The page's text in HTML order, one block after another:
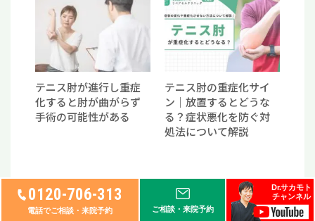
0120-706-313
電話でご相談・来院予約 ご相談・来院予約
Dr.サカモト
チャンネル
テニス肘が進行し重症
化すると肘が曲がらず
手術の可能性がある
テニス肘の重症化サイ
ン｜放置するとどうな
る？症状悪化を防ぐ対
処法について解説